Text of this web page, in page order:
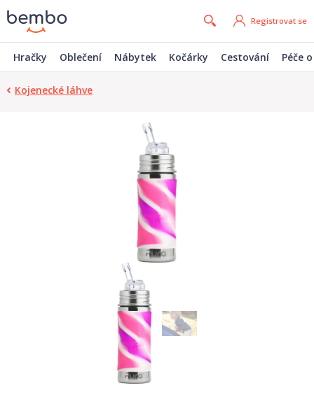
Registrovat se
Hračky Oblečení Nábytek Kočárky Cestování Péče
Kojenecké láhve